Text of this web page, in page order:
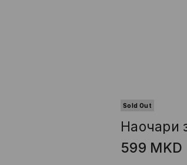
Sold Out
Наочари
599 MKD